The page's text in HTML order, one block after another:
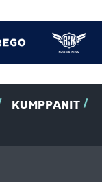
KUMPPANIT